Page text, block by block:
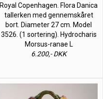
Royal Copenhagen. Flora Danica
tallerken med gennemskåret
bort. Diameter 27 cm. Model
3526. (1 sortering). Hydrocharis
Morsus-ranae L
6.200,- DKK